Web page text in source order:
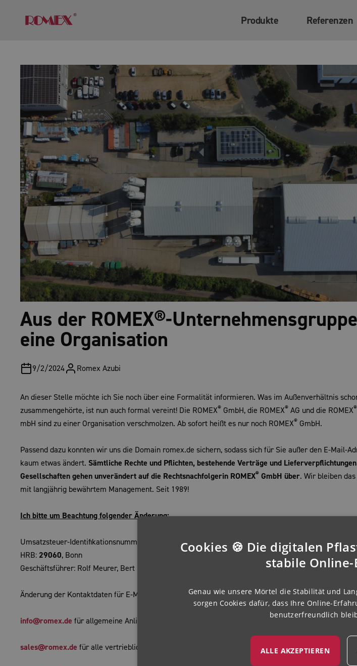
Produkte Referenzen
Aus der ROMEX®-
eine Organisation
9/2/2024 Romex Azubi
An dieser Stelle möchte ich Sie noch über eine Formalität informieren. Was im Außenverhältnis
zusammengehörte, ist nun auch formal vereint! Die ROMEX® GmbH, die ROMEX® AG und die ROMEX®
mbH sind zu einer Organisation verschmolzen. Ab sofort heißt es nur noch ROMEX® GmbH.
Passend dazu konnten wir uns die Domain romex.de sichern, sodass sich für Sie außer den E-Mail-
kaum etwas ändert. Sämtliche Rechte und Pflichten, bestehende Verträge und
Gesellschaften gehen unverändert auf die Rechtsnachfolgerin ROMEX® GmbH über. Wir bleiben
mit langjährig bewährtem Management. Seit 1989!
Ich bitte um Beachtung folgender Änderung:
Umsatzsteuer-Identifikationsnummer:
DE122395239
HRB: 29060, Bonn
Geschäftsführer: Rolf Meurer, Bert Meurer, Daniel Meurer
Änderung der Kontaktdaten für E-Mail:
info@romex.de für allgemeine Anliegen
sales@romex.de für alle vertrieblichen Belange
Cookies 🍪 Die digitalen
stabile
Genau wie unsere Mörtel die Stabilität und
sorgen Cookies dafür, dass Ihre Online-
benutzerfreundlich
ALLE AKZEPTIEREN